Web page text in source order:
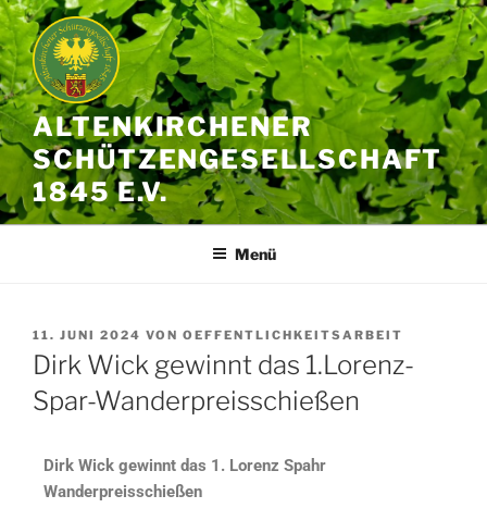
ALTENKIRCHENER
SCHÜTZENGESELLSCHAFT
1845 E.V.
Menü
11. JUNI 2024 VON OEFFENTLICHKEITSARBEIT
Dirk Wick gewinnt das 1.Lorenz-
Spar-Wanderpreisschießen
Dirk Wick gewinnt das 1. Lorenz Spahr
Wanderpreisschießen